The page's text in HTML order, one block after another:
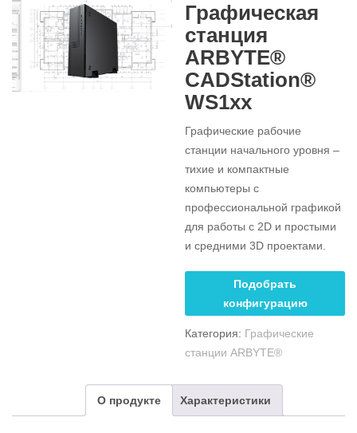
Графическая
станция
ARBYTE®
CADStation®
WS1xx
Графические рабочие
станции начального уровня –
тихие и компактные
компьютеры с
профессиональной графикой
для работы с 2D и простыми
и средними 3D проектами.
Подобрать
конфигурацию
Категория: Графические
станции ARBYTE®
О продукте Характеристики